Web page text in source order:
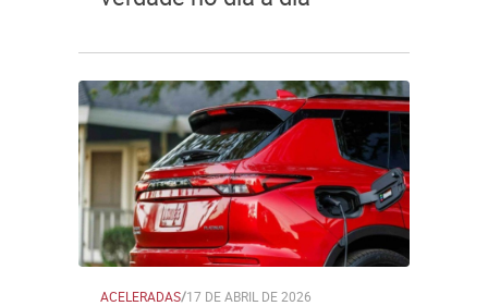
ACELERADAS/17 DE ABRIL DE 2026